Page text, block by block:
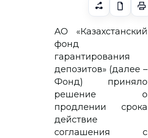
АО «Казахстанский
фонд
гарантирования
депозитов» (далее –
Фонд) приняло
решение о
продлении срока
действие
соглашения с